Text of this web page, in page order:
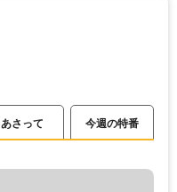
あさって 今週の特番